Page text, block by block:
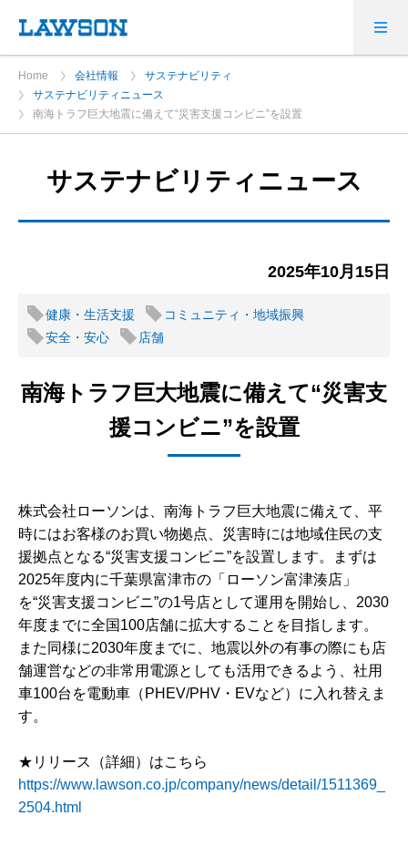
Home 会社情報
サステナビリティ
サステナビリティニュース
南海トラフ巨大地震に備えて“災害支援コンビニ”を設置
サステナビリティニュース
2025年10月15日
健康・生活支援
コミュニティ・地域振興
安全・安心
店舗
南海トラフ巨大地震に備えて“災害支
援コンビニ”を設置
株式会社ローソンは、南海トラフ巨大地震に備えて、平
時にはお客様のお買い物拠点、災害時には地域住民の支
援拠点となる“災害支援コンビニ”を設置します。まずは
2025年度内に千葉県富津市の「ローソン富津湊店」
を“災害支援コンビニ”の1号店として運用を開始し、2030
年度までに全国100店舗に拡大することを目指します。
また同様に2030年度までに、地震以外の有事の際にも店
舗運営などの非常用電源としても活用できるよう、社用
車100台を電動車（PHEV/PHV・EVなど）に入れ替えま
す。
★リリース（詳細）はこちら
https://www.lawson.co.jp/company/news/detail/1511369_
2504.html